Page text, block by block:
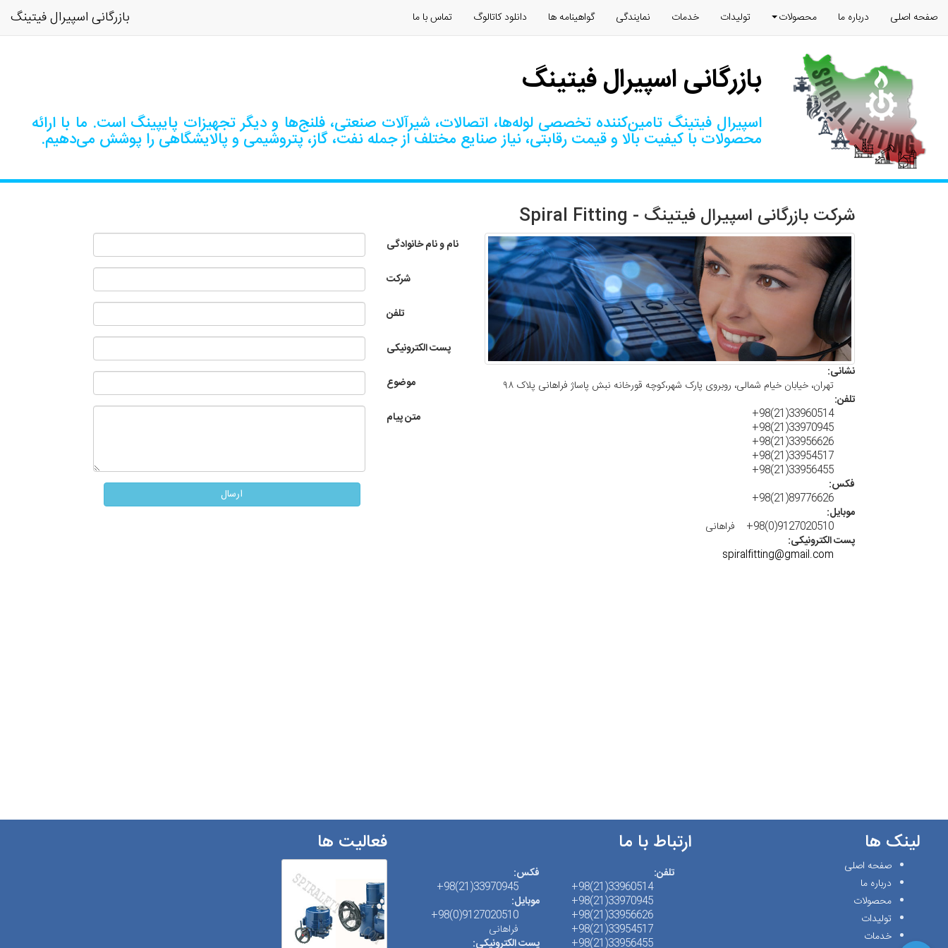
بازرگانی اسپیرال فیتینگ صفحه اصلی درباره ما محصولات تولیدات خدمات نمایندگی گواهینامه ها دانلود كاتالوگ تماس با ما
بازرگانی اسپیرال فیتینگ
اسپیرال فیتینگ تامین‌کننده تخصصی لوله‌ها، اتصالات، شیرآلات صنعتی، فلنج‌ها و دیگر تجهیزات پایپینگ است. ما با ارائه
محصولات با کیفیت بالا و قیمت رقابتی، نیاز صنایع مختلف از جمله نفت، گاز، پتروشیمی و پالایشگاهی را پوشش می‌دهیم.
شرکت بازرگانی اسپیرال فیتینگ - Spiral Fitting
نشانی:
تهران، خیابان خیام شمالی، روبروی پارک شهر،کوچه قورخانه نبش پاساژ فراهانی پلاک ۹۸
تلفن:
33960514(21)98+
33970945(21)98+
33956626(21)98+
33954517(21)98+
33956455(21)98+
فکس:
89776626(21)98+
موبایل:
9127020510(0)98+ فراهانی
پست الکترونیکی:
spiralfitting@gmail.com
نام و نام خانوادگی
شرکت
تلفن
پست الکترونیکی
موضوع
متن پیام
لینک ها
صفحه اصلی
درباره ما
محصولات
تولیدات
خدمات
ارتباط با ما
تلفن:
33960514(21)98+
33970945(21)98+
33956626(21)98+
33954517(21)98+
33956455(21)98+
فکس:
33970945(21)98+
موبایل:
9127020510(0)98+
فراهانی
پست الکترونیکی:
فعالیت ها